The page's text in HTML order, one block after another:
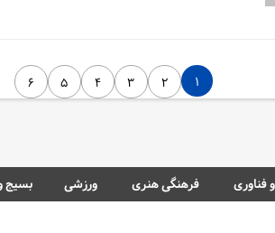
۱ ۲ ۳ ۴ ۵ ۶
فناوری فرهنگی هنری ورزشی بسیج